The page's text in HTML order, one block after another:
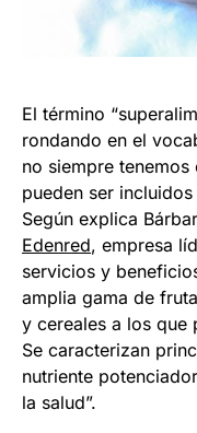
El término
rondando en el
no siempre
pueden ser
Según explica
Edenred, empresa
servicios y
amplia gama de
y cereales a los que
Se caracterizan
nutriente
la salud”.